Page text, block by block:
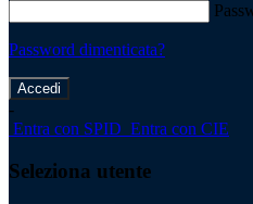
Password dimenticata?
-
Entra con SPID Entra con CIE
Seleziona utente